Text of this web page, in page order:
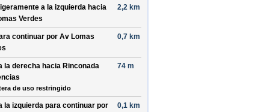
a la izquierda hacia
Verdes
2,2 km
continuar por Av Lomas
0,7 km
la derecha hacia Rinconada
de uso restringido
74 m
la izquierda para continuar por
0,1 km